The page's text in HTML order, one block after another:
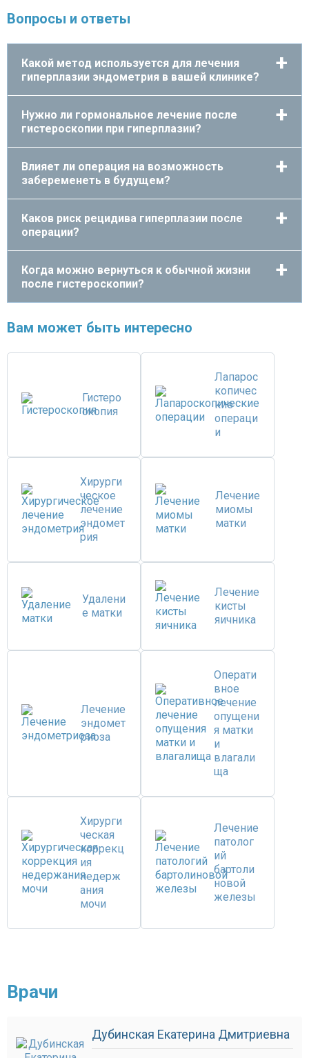
Вопросы и ответы
Какой метод используется для лечения
гиперплазии эндометрия в вашей клинике?
Нужно ли гормональное лечение после
гистероскопии при гиперплазии?
Влияет ли операция на возможность
забеременеть в будущем?
Каков риск рецидива гиперплазии после
операции?
Когда можно вернуться к обычной жизни
после гистероскопии?
Вам может быть интересно
Гистеро
скопия
Лапарос
копичес
кие
операци
и
Хирурги
ческое
лечение
эндомет
рия
Лечение
миомы
матки
Удалени
е матки
Лечение
кисты
яичника
Лечение
эндомет
риоза
Операти
вное
лечение
опущени
я матки
и
влагали
ща
Хирурги
ческая
коррекц
ия
недерж
ания
мочи
Лечение
патолог
ий
бартоли
новой
железы
Врачи
Дубинская Екатерина Дмитриевна